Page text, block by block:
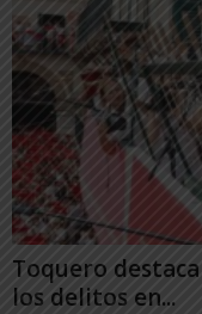
Toquero
los delitos en...